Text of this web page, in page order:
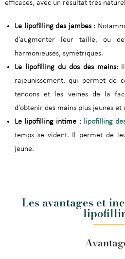
efficaces, avec un résultat très
Le lipofilling des jambes :
d’augmenter leur taille, ou
harmonieuses, symétriques.
Le lipofilling du dos des mains: Il
rajeunissement, qui permet de
tendons et les veines de la
d’obtenir des mains plus jeunes
Le lipofilling intime : lipofilling
temps se vident. Il permet de
jeune.
Les avantages et